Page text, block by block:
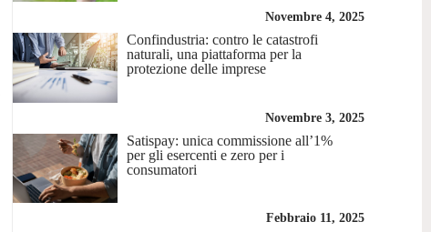
Novembre 4, 2025
Confindustria: contro le catastrofi
naturali, una piattaforma per la
protezione delle imprese
Novembre 3, 2025
Satispay: unica commissione all’1%
per gli esercenti e zero per i
consumatori
Febbraio 11, 2025